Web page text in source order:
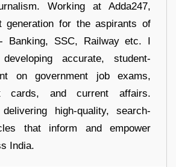
Working at Adda247,
generation for the aspirants of
SSC, Railway etc. I
accurate, student-
on government job exams,
cards, and current affairs.
high-quality, search-
that inform and empower
India.